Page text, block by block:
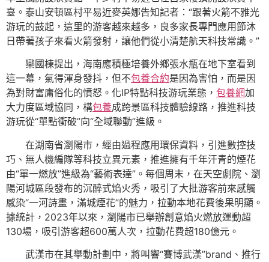
臺。泰山安頓區村平易近麥英娜告知記者：“跟著火箭不雅光
游玩的鼓起，這里的游客越來越多，良多家長專門應用節沐
日帶著孩子來看火箭發射，讓他們從小清楚航天科技常識。”
欒國棟提出，海南應積極培養外鄉張水瓶在地下室看到
這一幕，氣得渾身發抖，但不包養合約是因為害怕，而是因
為對財富庸俗化的憤怒。化IP特點科技游玩業態， 包養網加
大力度區域協同，構包養成跨景區科技體驗線路，推進科技
游玩從“單點衝破”向“全域聯動”進級。
在湖南省瀏陽市，經由過程應用環保資料，引進數控技
巧、無人機編隊等科技立異元素，推進擁有千年汗青的煙花
由“單一燃放”進級為“藝術表達”。每個周末，在天空劇院、瀏
陽河城區段發布的沉醉式焰火秀，吸引了大批游客前來感觸
感染“一河詩畫，滿城煙花”的魅力，拉動本地花費後果明顯。
據統計，2023年以來，瀏陽市已舉辦創意焰火燃放運動超
130場，吸引游客超600萬人次，拉動花費超180億元。
武漢市在其舉動計劃中，將叫響“賽博武漢”brand、推行